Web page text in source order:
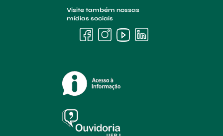
Visite também nossas
mídias sociais